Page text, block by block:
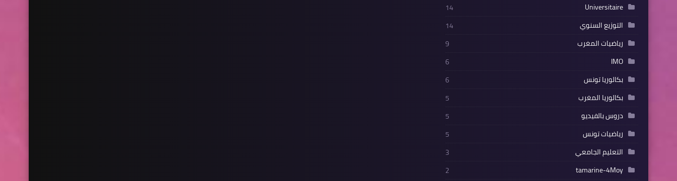
Universitaire
14
التوزيع السنوي
14
رياضيات المغرب
9
IMO
6
بكالوريا تونس
6
بكالوريا المغرب
5
دروس بالفيديو
5
رياضيات تونس
5
التعليم الجامعي
3
tamarine-4Moy
2